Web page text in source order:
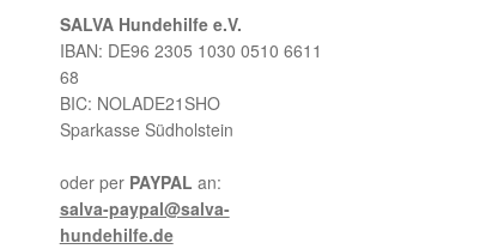
SALVA Hundehilfe e.V.
IBAN: DE96 2305 1030 0510 6611
68
BIC: NOLADE21SHO
Sparkasse Südholstein
oder per PAYPAL an:
salva-paypal@salva-
hundehilfe.de